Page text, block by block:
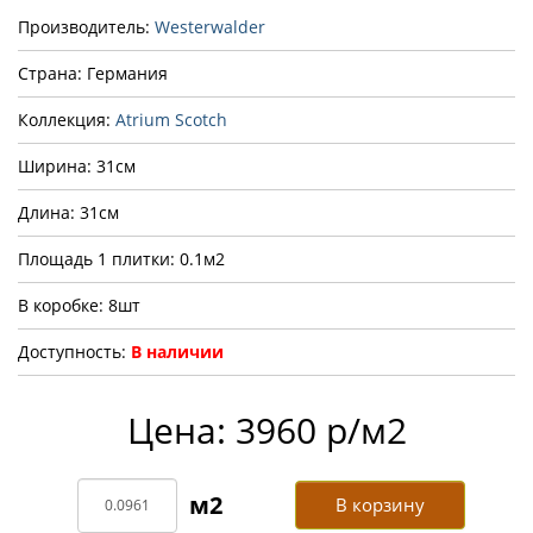
Производитель: Westerwalder
Страна: Германия
Коллекция: Atrium Scotch
Ширина: 31см
Длина: 31см
Площадь 1 плитки: 0.1м2
В коробке: 8шт
Доступность: В наличии
Цена: 3960 р/м2
В корзину